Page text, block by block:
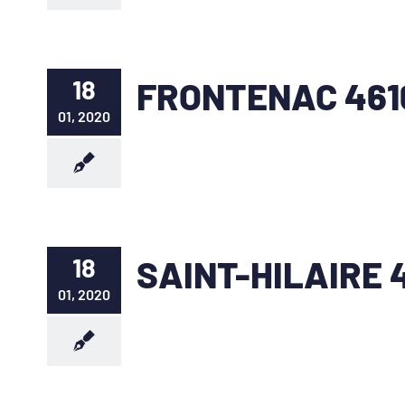
18
01, 2020 FRONTENAC
18
01, 2020 SAINT-HILAIRE